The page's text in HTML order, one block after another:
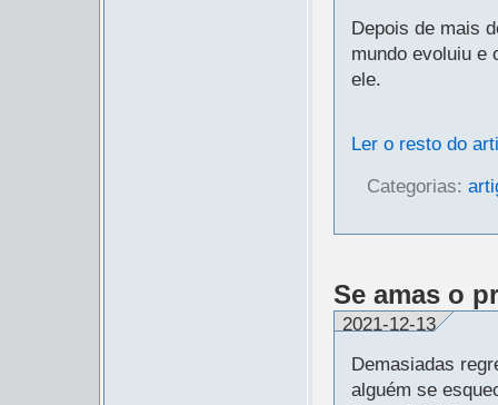
Depois de mais
mundo evoluiu e
ele.
Ler o resto do
Categorias:
Se amas o
2021-12-13
Demasiadas
alguém se